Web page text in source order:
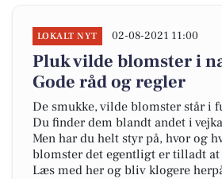
LOKALT NYT 02-08-2021 11:00
Pluk vilde blomster i
Gode råd og regler
De smukke, vilde blomster står i
Du finder dem blandt andet i
Men har du helt styr på, hvor og
blomster det egentligt er tilladt
Læs med her og bliv klogere